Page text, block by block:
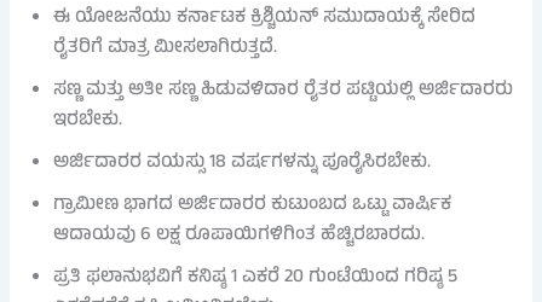
ಈ ಯೋಜನೆಯು ಕರ್ನಾಟಕ ಕ್ರಿಶ್ಚಿಯನ್ ಸಮುದಾಯಕ್ಕೆ ಸೇರಿದ
ರೈತರಿಗೆ ಮಾತ್ರ ಮೀಸಲಾಗಿರುತ್ತದೆ.
ಸಣ್ಣ ಮತ್ತು ಅತೀ ಸಣ್ಣ ಹಿಡುವಳಿದಾರ ರೈತರ ಪಟ್ಟಿಯಲ್ಲಿ ಅರ್ಜಿದಾರರು
ಇರಬೇಕು.
ಅರ್ಜಿದಾರರ ವಯಸ್ಸು 18 ವರ್ಷಗಳನ್ನು ಪೂರೈಸಿರಬೇಕು.
ಗ್ರಾಮೀಣ ಭಾಗದ ಅರ್ಜಿದಾರರ ಕುಟುಂಬದ ಒಟ್ಟು ವಾರ್ಷಿಕ
ಆದಾಯವು 6 ಲಕ್ಷ ರೂಪಾಯಿಗಳಿಗಿಂತ ಹೆಚ್ಚಿರಬಾರದು.
ಪ್ರತಿ ಫಲಾನುಭವಿಗೆ ಕನಿಷ್ಠ 1 ಎಕರೆ 20 ಗುಂಟೆಯಿಂದ ಗರಿಷ್ಠ 5